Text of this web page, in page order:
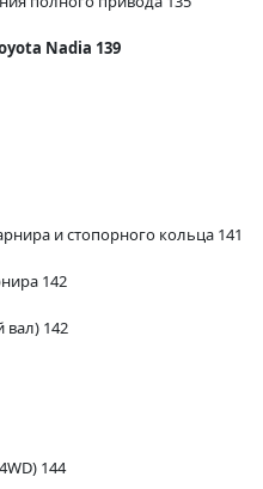
Nadia 139
и стопорного кольца 141
142
142
144